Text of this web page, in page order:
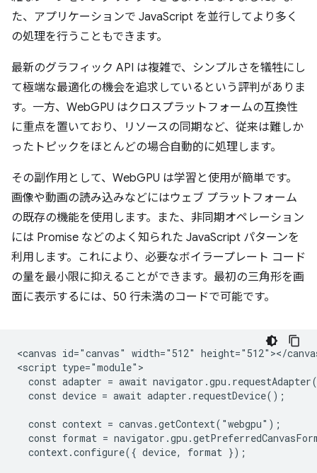
た、アプリケーションで JavaScript を並行してより多く
の処理を行うこともできます。
最新のグラフィック API は複雑で、シンプルさを犠牲にし
て極端な最適化の機会を追求しているという評判がありま
す。一方、WebGPU はクロスプラットフォームの互換性
に重点を置いており、リソースの同期など、従来は難しか
ったトピックをほとんどの場合自動的に処理します。
その副作用として、WebGPU は学習と使用が簡単です。
画像や動画の読み込みなどにはウェブ プラットフォーム
の既存の機能を使用します。また、非同期オペレーション
には Promise などのよく知られた JavaScript パターンを
利用します。これにより、必要なボイラープレート コード
の量を最小限に抑えることができます。最初の三角形を画
面に表示するには、50 行未満のコードで可能です。
<canvas id="canvas" width="512" height="512"></
<script type="module">
const adapter = await
  const device = await adapter.requestDevice();
  const context = canvas.getContext("webgpu");
const format =
  context.configure({ device, format });